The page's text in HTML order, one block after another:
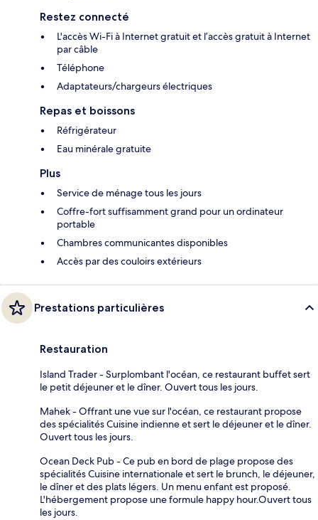
Restez connecté
L'accès Wi-Fi à Internet gratuit et l’accès gratuit à Internet
par câble
Téléphone
Adaptateurs/chargeurs électriques
Repas et boissons
Réfrigérateur
Eau minérale gratuite
Plus
Service de ménage tous les jours
Coffre-fort suffisamment grand pour un ordinateur
portable
Chambres communicantes disponibles
Accès par des couloirs extérieurs
Prestations particulières
Restauration
Island Trader - Surplombant l'océan, ce restaurant buffet sert
le petit déjeuner et le dîner. Ouvert tous les jours.
Mahek - Offrant une vue sur l'océan, ce restaurant propose
des spécialités Cuisine indienne et sert le déjeuner et le dîner.
Ouvert tous les jours.
Ocean Deck Pub - Ce pub en bord de plage propose des
spécialités Cuisine internationale et sert le brunch, le déjeuner,
le dîner et des plats légers. Un menu enfant est proposé.
L'hébergement propose une formule happy hour.Ouvert tous
les jours.